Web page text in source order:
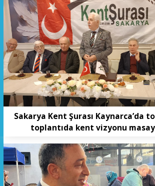
Sakarya Kent Şurası Kaynarca’da
toplantıda kent vizyonu